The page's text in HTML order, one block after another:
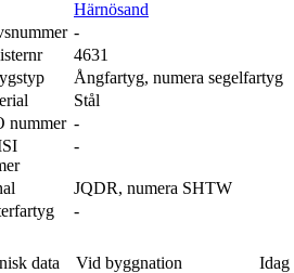
Härnösand
-
4631
Ångfartyg, numera segelfartyg
Stål
nummer -
-
JQDR, numera SHTW
-
data Vid byggnation
Idag